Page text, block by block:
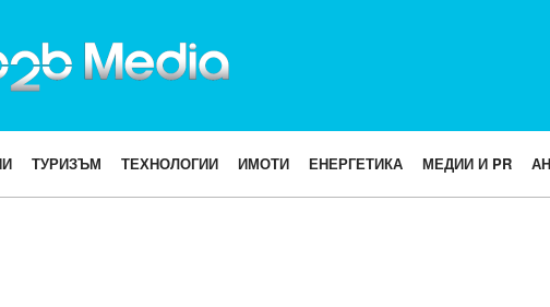
ТУРИЗЪМ ТЕХНОЛОГИИ ИМОТИ ЕНЕРГЕТИКА МЕДИИ И PR